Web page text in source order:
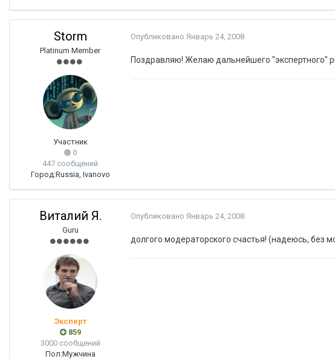
Storm
Platinum Member
Участник
0
447 сообщений
Город:Russia, Ivanovo
Опубликовано Январь 24, 2008
Поздравляю! Желаю дальнейшего "экспертного"
Виталий Я.
Guru
Эксперт
859
3000 сообщений
Пол:Мужчина
Опубликовано Январь 24, 2008
долгого модераторского счастья! (надеюсь, без